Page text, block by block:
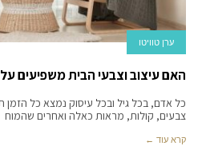
ערן טוויטו
האם עיצוב וצבעי הבית משפיעים
כל אדם, בכל גיל ובכל עיסוק נמצא כל הזמן
צבעים, קולות, מראות כאלה ואחרים שהמוח
קרא עוד ←